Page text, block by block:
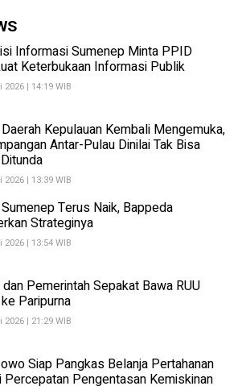
Informasi Sumenep Minta PPID
Keterbukaan Informasi Publik
2026 | 14:19 WIB
Daerah Kepulauan Kembali Mengemuka,
Antar-Pulau Dinilai Tak Bisa
2026 | 13:39 WIB
Terus Naik, Bappeda
Strateginya
2026 | 13:54 WIB
dan Pemerintah Sepakat Bawa RUU
Paripurna
2026 | 21:29 WIB
Siap Pangkas Belanja Pertahanan
Percepatan Pengentasan Kemiskinan